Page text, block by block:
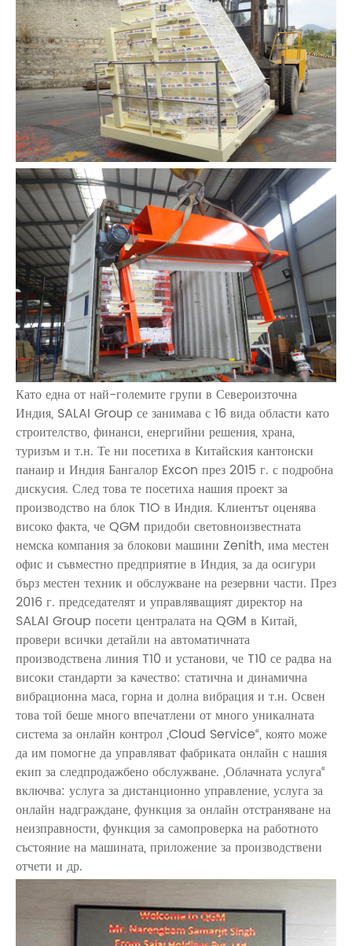
Като една от най-големите групи в Североизточна
Индия, SALAI Group се занимава с 16 вида области като
строителство, финанси, енергийни решения, храна,
туризъм и т.н. Те ни посетиха в Китайския кантонски
панаир и Индия Бангалор Excon през 2015 г. с подробна
дискусия. След това те посетиха нашия проект за
производство на блок T1O в Индия. Клиентът оценява
високо факта, че QGM придоби световноизвестната
немска компания за блокови машини Zenith, има местен
офис и съвместно предприятие в Индия, за да осигури
бърз местен техник и обслужване на резервни части. През
2016 г. председателят и управляващият директор на
SALAI Group посети централата на QGM в Китай,
провери всички детайли на автоматичната
производствена линия T10 и установи, че T10 се радва на
високи стандарти за качество: статична и динамична
вибрационна маса, горна и долна вибрация и т.н. Освен
това той беше много впечатлени от много уникалната
система за онлайн контрол „Cloud Service“, която може
да им помогне да управляват фабриката онлайн с нашия
екип за следпродажбено обслужване. „Облачната услуга“
включва: услуга за дистанционно управление, услуга за
онлайн надграждане, функция за онлайн отстраняване на
неизправности, функция за самопроверка на работното
състояние на машината, приложение за производствени
отчети и др.